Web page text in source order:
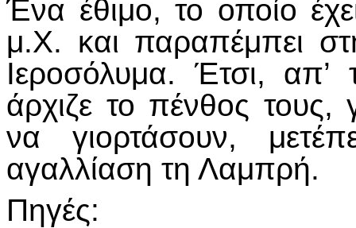
Ένα έθιμο, το οποίο
μ.Χ. και παραπέμπει
Ιεροσόλυμα. Έτσι,
άρχιζε το πένθος
να γιορτάσουν,
αγαλλίαση τη Λαμπρή.
Πηγές: